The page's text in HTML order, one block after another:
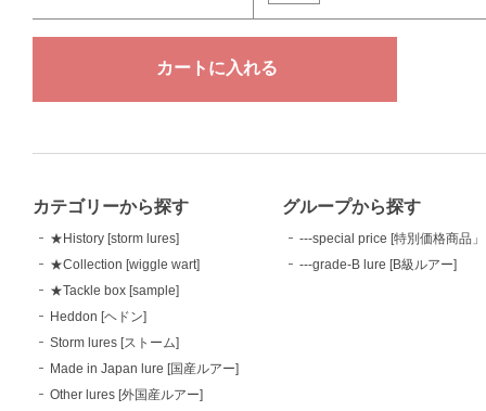
カテゴリーから探す
★History [storm lures]
★Collection [wiggle wart]
★Tackle box [sample]
Heddon [ヘドン]
Storm lures [ストーム]
Made in Japan lure [国産ルアー]
Other lures [外国産ルアー]
グループから探す
---special price [特別価格商品」
---grade-B lure [B級ルアー]